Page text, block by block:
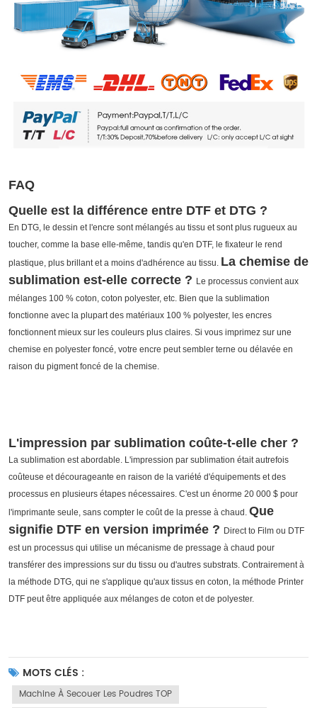
FAQ
Quelle est la différence entre DTF et DTG ?
En DTG, le dessin et l'encre sont mélangés au tissu et sont plus rugueux au
toucher, comme la base elle-même, tandis qu'en DTF, le fixateur le rend
plastique, plus brillant et a moins d'adhérence au tissu. La chemise de
sublimation est-elle correcte ? Le processus convient aux
mélanges 100 % coton, coton polyester, etc. Bien que la sublimation
fonctionne avec la plupart des matériaux 100 % polyester, les encres
fonctionnent mieux sur les couleurs plus claires. Si vous imprimez sur une
chemise en polyester foncé, votre encre peut sembler terne ou délavée en
raison du pigment foncé de la chemise.
L'impression par sublimation coûte-t-elle cher ?
La sublimation est abordable. L'impression par sublimation était autrefois
coûteuse et décourageante en raison de la variété d'équipements et des
processus en plusieurs étapes nécessaires. C'est un énorme 20 000 $ pour
l'imprimante seule, sans compter le coût de la presse à chaud. Que
signifie DTF en version imprimée ? Direct to Film ou DTF
est un processus qui utilise un mécanisme de pressage à chaud pour
transférer des impressions sur du tissu ou d'autres substrats. Contrairement à
la méthode DTG, qui ne s'applique qu'aux tissus en coton, la méthode Printer
DTF peut être appliquée aux mélanges de coton et de polyester.
MOTS CLÉS :
Machine À Secouer Les Poudres TOP